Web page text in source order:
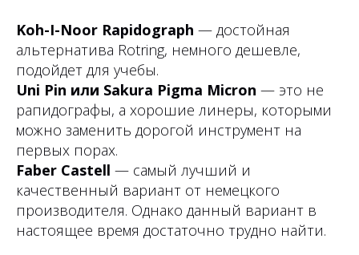
Koh-I-Noor Rapidograph — достойная
альтернатива Rotring, немного дешевле,
подойдет для учебы.
Uni Pin или Sakura Pigma Micron — это не
рапидографы, а хорошие линеры, которыми
можно заменить дорогой инструмент на
первых порах.
Faber Castell — самый лучший и
качественный вариант от немецкого
производителя. Однако данный вариант в
настоящее время достаточно трудно найти.